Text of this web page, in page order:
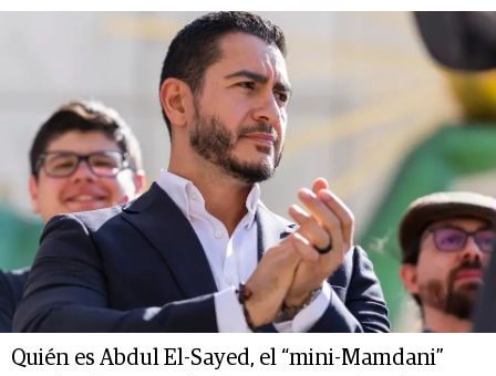
Quién es Abdul El-Sayed, el “mini-Mamdani”